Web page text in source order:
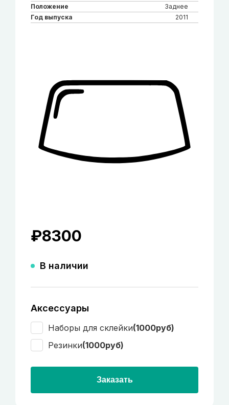
Положение
Заднее
Год выпуска
2011
₽8300
В наличии
Аксессуары
Наборы для склейки(1000руб)
Резинки(1000руб)
Заказать